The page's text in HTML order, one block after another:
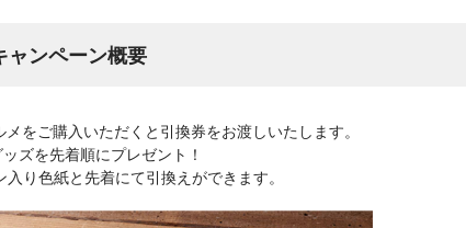
ャンペーン概要
をご購入いただくと引換券をお渡しいたします。
ズを先着順にプレゼント！
り色紙と先着にて引換えができます。